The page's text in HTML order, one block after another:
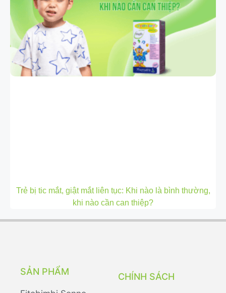
Trẻ bị tic mắt, giật mắt liên tục: Khi nào là bình thường,
khi nào cần can thiệp?
SẢN PHẨM CHÍNH SÁCH